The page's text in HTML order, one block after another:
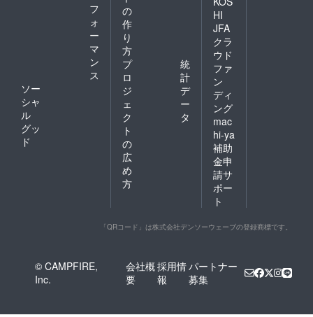
フ
ォ
ー
マ
ン
ス
ソー
シャ
ル
グッ
ド
の
作
り
方
プ
ロ
ジ
ェ
ク
ト
の
広
め
方
統
計
デ
ー
タ
HI
JFA
クラ
ウド
ファ
ン
ディ
ング
mac
hi-ya
補助
金申
請サ
ポー
ト
「QRコード」は株式会社デンソーウェーブの登録商標です。
© CAMPFIRE,
Inc.
会社概
要
採用情
報
パートナー
募集